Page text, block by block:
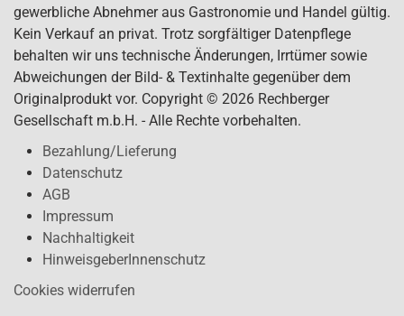
gewerbliche Abnehmer aus Gastronomie und Handel gültig.
Kein Verkauf an privat. Trotz sorgfältiger Datenpflege
behalten wir uns technische Änderungen, Irrtümer sowie
Abweichungen der Bild- & Textinhalte gegenüber dem
Originalprodukt vor. Copyright © 2026 Rechberger
Gesellschaft m.b.H. - Alle Rechte vorbehalten.
Bezahlung/Lieferung
Datenschutz
AGB
Impressum
Nachhaltigkeit
HinweisgeberInnenschutz
Cookies widerrufen